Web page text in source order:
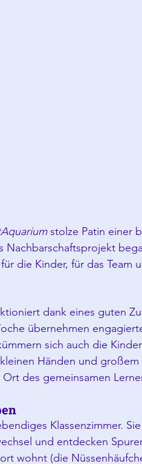
stolze Patin einer
Nachbarschaftsprojekt
die Kinder, für das Team
dank eines guten
übernehmen
sich auch die
Händen und
des gemeinsamen
Klassenzimmer.
und entdecken
wohnt (die